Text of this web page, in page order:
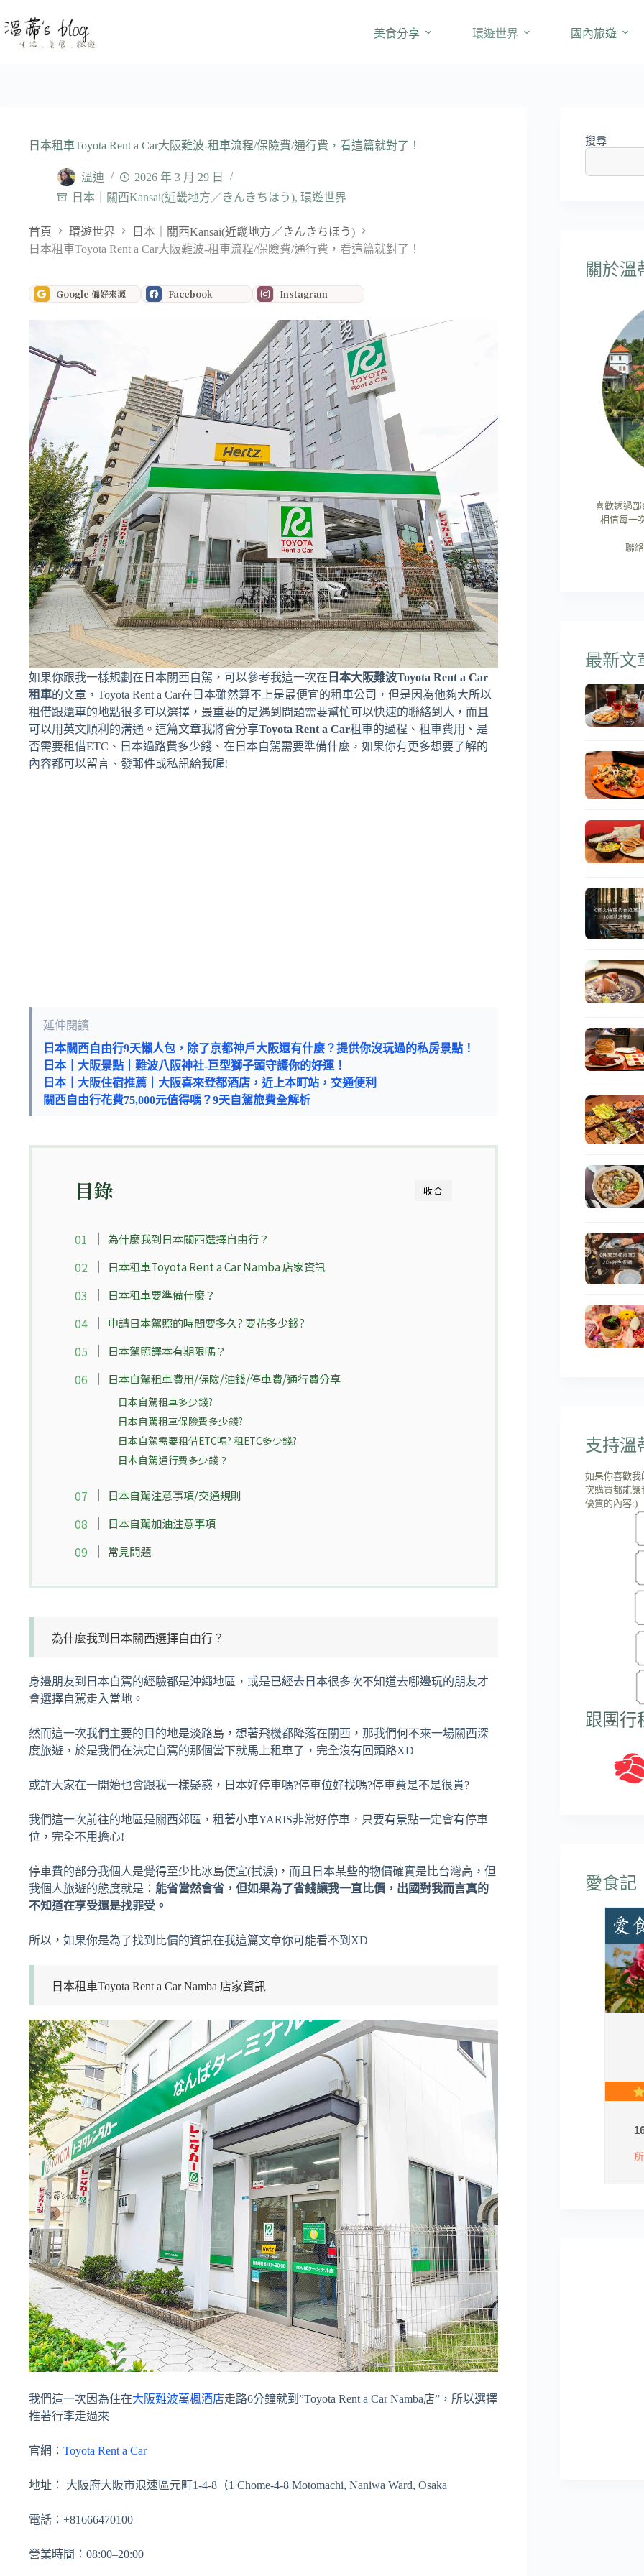
至
美食分享 環遊世界 國內旅遊
日本租車Toyota Rent a Car大阪難波-租車流程/保險費/通行費，看這篇就對了！
溫迪
2026 年 3 月 29 日
日本｜關西Kansai(近畿地方／きんきちほう), 環遊世界
首頁 環遊世界
日本｜關西Kansai(近畿地方／きんきちほう)
日本租車Toyota Rent a Car大阪難波-租車流程/保險費/通行費，看這篇就對了！
Google 偏好來源 Facebook Instagram
如果你跟我一樣規劃在日本關西自駕，可以參考我這一次在 日本大阪難波Toyota Rent a Car
租車的文章，Toyota Rent a Car在日本雖然算不上是最便宜的租車公司，但是因為他夠大所以
租借跟還車的地點很多可以選擇，最重要的是遇到問題需要幫忙可以快速的聯絡到人，而且
可以用英文順利的溝通。這篇文章我將會分享Toyota Rent a Car租車的過程、租車費用、是
否需要租借ETC、日本過路費多少錢、在日本自駕需要準備什麼，如果你有更多想要了解的
內容都可以留言、發郵件或私訊給我喔!
延伸閱讀
日本關西自由行9天懶人包，除了京都神戶大阪還有什麼？提供你沒玩過的私房景點！
日本｜大阪景點｜難波八阪神社-巨型獅子頭守護你的好運！
日本｜大阪住宿推薦｜大阪喜來登都酒店，近上本町站，交通便利
關西自由行花費75,000元值得嗎？9天自駕旅費全解析
收合
目錄
為什麼我到日本關西選擇自由行？
日本租車Toyota Rent a Car Namba 店家資訊
日本租車要準備什麼？
申請日本駕照的時間要多久? 要花多少錢?
日本駕照譯本有期限嗎？
日本自駕租車費用/保險/油錢/停車費/通行費分享
日本自駕租車多少錢?
日本自駕租車保險費多少錢?
日本自駕需要租借ETC嗎? 租ETC多少錢?
日本自駕通行費多少錢？
日本自駕注意事項/交通規則
日本自駕加油注意事項
常見問題
為什麼我到日本關西選擇自由行？
身邊朋友到日本自駕的經驗都是沖繩地區，或是已經去日本很多次不知道去哪邊玩的朋友才
會選擇自駕走入當地。
然而這一次我們主要的目的地是淡路島，想著飛機都降落在關西，那我們何不來一場關西深
度旅遊，於是我們在決定自駕的那個當下就馬上租車了，完全沒有回頭路XD
或許大家在一開始也會跟我一樣疑惑，日本好停車嗎?停車位好找嗎?停車費是不是很貴?
我們這一次前往的地區是關西郊區，租著小車YARIS非常好停車，只要有景點一定會有停車
位，完全不用擔心!
停車費的部分我個人是覺得至少比冰島便宜(拭淚)，而且日本某些的物價確實是比台灣高，但
我個人旅遊的態度就是： 能省當然會省，但如果為了省錢讓我一直比價，出國對我而言真的
不知道在享受還是找罪受。
所以，如果你是為了找到比價的資訊在我這篇文章你可能看不到XD
日本租車Toyota Rent a Car Namba 店家資訊
我們這一次因為住在大阪難波萬楓酒店走路6分鐘就到”Toyota Rent a Car Namba店”，所以選擇
推著行李走過來
官網： Toyota Rent a Car
地址： 大阪府大阪市浪速區元町1-4-8（1 Chome-4-8 Motomachi, Naniwa Ward, Osaka
電話：+81666470100
營業時間：08:00–20:00
搜尋
關於溫
喜歡透過
相信每一
聯
最新文
支持溫
如果你喜歡
次購買都能
優質的內容:)
跟團行
愛食記